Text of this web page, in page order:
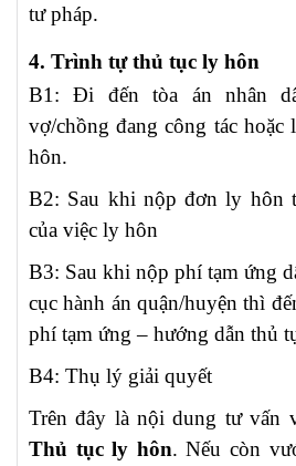
tư pháp.
4. Trình tự thủ tục ly hôn
B1: Đi đến tòa án nhân
vợ/chồng đang công tác
hôn.
B2: Sau khi nộp đơn ly hôn
của việc ly hôn
B3: Sau khi nộp phí tạm ứng
cục hành án quận/huyện thì
phí tạm ứng – hướng dẫn thủ
B4: Thụ lý giải quyết
Trên đây là nội dung tư vấn
Thủ tục ly hôn. Nếu còn